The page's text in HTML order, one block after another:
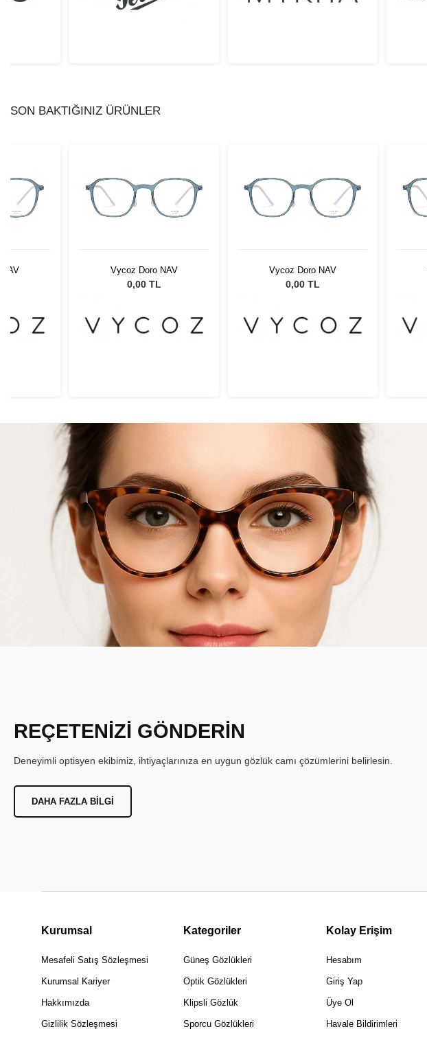
SON BAKTIĞINIZ ÜRÜNLER
Vycoz Doro NAV
0,00 TL
Vycoz Doro NAV
0,00 TL
REÇETENİZİ GÖNDERİN
Deneyimli optisyen ekibimiz, ihtiyaçlarınıza en uygun gözlük camı çözümlerini belirlesin.
DAHA FAZLA BILGI
Kurumsal
Mesafeli Satış Sözleşmesi
Kurumsal Kariyer
Hakkımızda
Gizlilik Sözleşmesi
Kategoriler
Güneş Gözlükleri
Optik Gözlükleri
Klipsli Gözlük
Sporcu Gözlükleri
Kolay Erişim
Hesabım
Giriş Yap
Üye Ol
Havale Bildirimleri